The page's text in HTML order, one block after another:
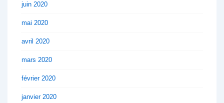
juin 2020
mai 2020
avril 2020
mars 2020
février 2020
janvier 2020